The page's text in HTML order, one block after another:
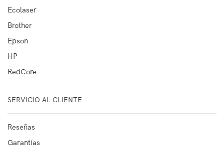
Ecolaser
Brother
Epson
HP
RedCore
SERVICIO AL CLIENTE
Reseñas
Garantías